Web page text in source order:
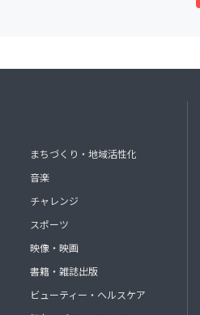
まちづくり・地域活性化
音楽
チャレンジ
スポーツ
映像・映画
書籍・雑誌出版
ビューティー・ヘルスケア